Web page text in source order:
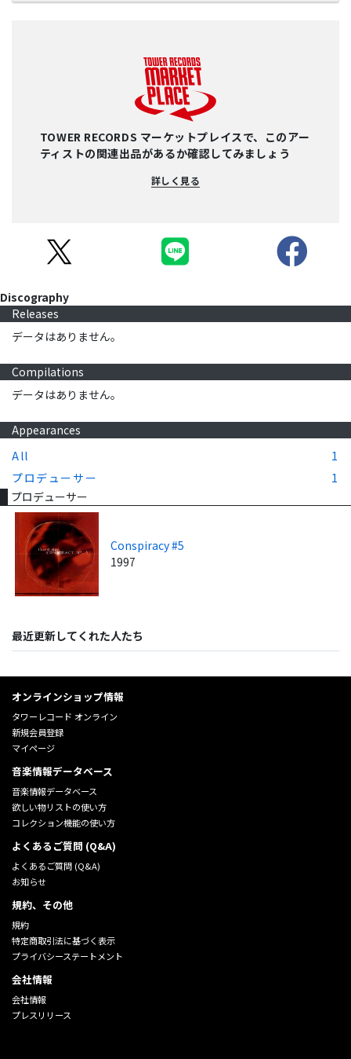
TOWER RECORDS マーケットプレイスで、このアー
ティストの関連出品があるか確認してみましょう
詳しく見る
Discography
Releases
データはありません。
Compilations
データはありません。
Appearances
All
1
プロデューサー
1
プロデューサー
Conspiracy #5
1997
最近更新してくれた人たち
オンラインショップ情報
タワーレコード オンライン
新規会員登録
マイページ
音楽情報データベース
音楽情報データベース
欲しい物リストの使い方
コレクション機能の使い方
よくあるご質問 (Q&A)
よくあるご質問 (Q&A)
お知らせ
規約、その他
規約
特定商取引法に基づく表示
プライバシーステートメント
会社情報
会社情報
プレスリリース